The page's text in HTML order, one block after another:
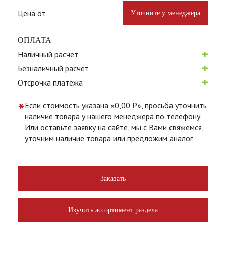
Цена от
Уточните у менеджера
ОПЛАТА
Наличный расчет +
Безналичный расчет +
Отсрочка платежа +
*Если стоимость указана «0,00 Р», просьба уточнить
наличие товара у нашего менеджера по телефону.
Или оставьте заявку на сайте, мы с Вами свяжемся,
уточним наличие товара или предложим аналог
Заказать
Изучить ассортимент раздела